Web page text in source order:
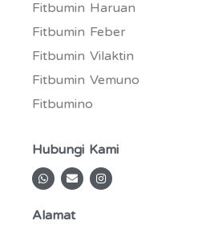
Fitbumin Haruan
Fitbumin Feber
Fitbumin Vilaktin
Fitbumin Vemuno
Fitbumino
Hubungi Kami
W
h
a
s
E
n
v
l
I
n
s
Alamat